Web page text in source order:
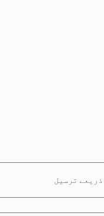
ذریعے ترسیل